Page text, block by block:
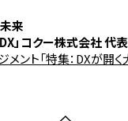
来
」コクー株式会社
メント「特集：DXが開